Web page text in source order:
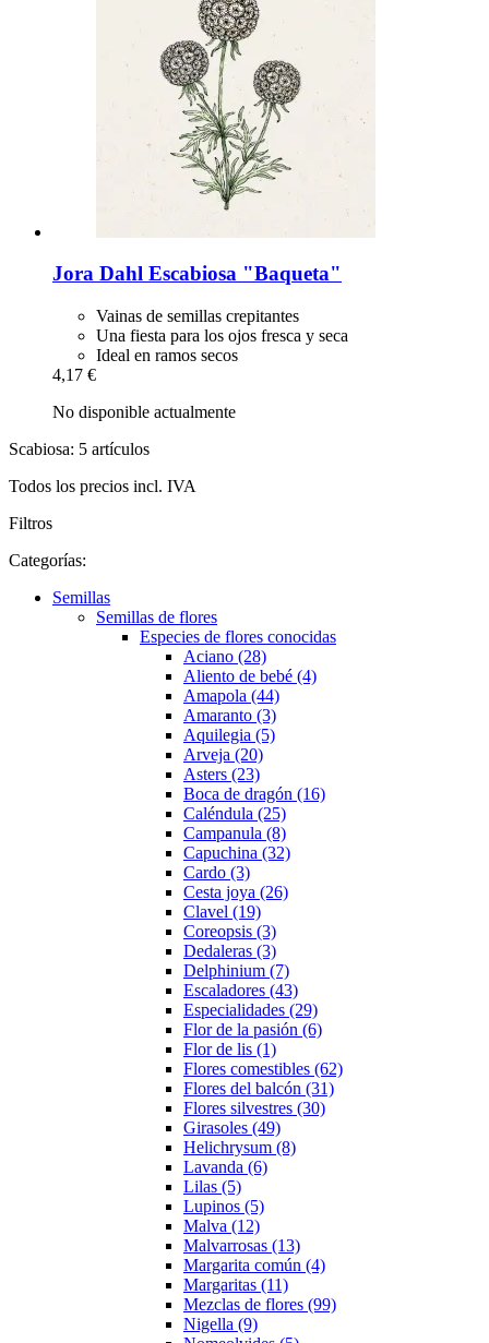
Jora Dahl Escabiosa "Baqueta"
Vainas de semillas crepitantes
Una fiesta para los ojos fresca y seca
Ideal en ramos secos
4,17 €
No disponible actualmente
Scabiosa: 5 artículos
Todos los precios incl. IVA
Filtros
Categorías:
Semillas
Semillas de flores
Especies de flores conocidas
Aciano (28)
Aliento de bebé (4)
Amapola (44)
Amaranto (3)
Aquilegia (5)
Arveja (20)
Asters (23)
Boca de dragón (16)
Caléndula (25)
Campanula (8)
Capuchina (32)
Cardo (3)
Cesta joya (26)
Clavel (19)
Coreopsis (3)
Dedaleras (3)
Delphinium (7)
Escaladores (43)
Especialidades (29)
Flor de la pasión (6)
Flor de lis (1)
Flores comestibles (62)
Flores del balcón (31)
Flores silvestres (30)
Girasoles (49)
Helichrysum (8)
Lavanda (6)
Lilas (5)
Lupinos (5)
Malva (12)
Malvarrosas (13)
Margarita común (4)
Margaritas (11)
Mezclas de flores (99)
Nigella (9)